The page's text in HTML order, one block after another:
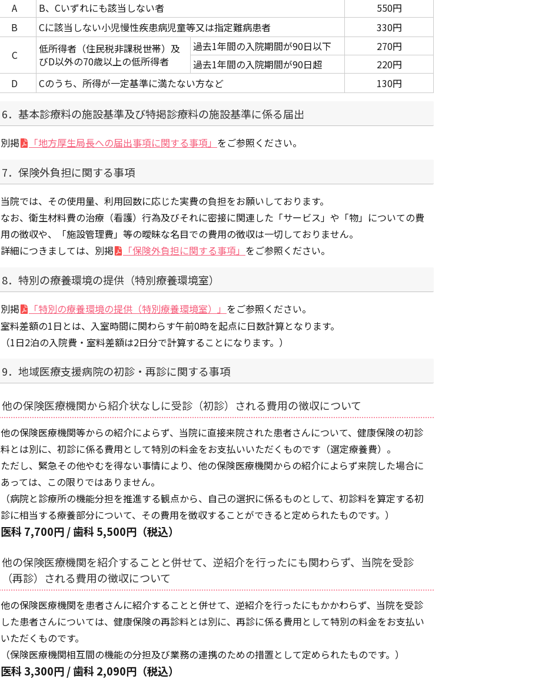
A
B、Cいずれにも該当しない者
550円
B
Cに該当しない小児慢性疾患病児童等又は指定難病患者
330円
C
低所得者（住民税非課税世帯）及
びD以外の70歳以上の低所得者
過去1年間の入院期間が90日以下
270円
過去1年間の入院期間が90日超
220円
D
Cのうち、所得が一定基準に満たない方など 130円
6．基本診療料の施設基準及び特掲診療料の施設基準に係る届出
別掲 「地方厚生局長への届出事項に関する事項」 をご参照ください。
7．保険外負担に関する事項
当院では、その使用量、利用回数に応じた実費の負担をお願いしております。
なお、衛生材料費の治療（看護）行為及びそれに密接に関連した「サービス」や「物」についての費
用の徴収や、「施設管理費」等の曖昧な名目での費用の徴収は一切しておりません。
詳細につきましては、別掲
「保険外負担に関する事項」 をご参照ください。
8．特別の療養環境の提供（特別療養環境室）
別掲 「特別の療養環境の提供（特別療養環境室）」 をご参照ください。
室料差額の1日とは、入室時間に関わらす午前0時を起点に日数計算となります。
（1日2泊の入院費・室料差額は2日分で計算することになります。）
9．地域医療支援病院の初診・再診に関する事項
他の保険医療機関から紹介状なしに受診（初診）される費用の徴収について
他の保険医療機関等からの紹介によらず、当院に直接来院された患者さんについて、健康保険の初診
料とは別に、初診に係る費用として特別の料金をお支払いいただくものです（選定療養費）。
ただし、緊急その他やむを得ない事情により、他の保険医療機関からの紹介によらず来院した場合に
あっては、この限りではありません。
（病院と診療所の機能分担を推進する観点から、自己の選択に係るものとして、初診料を算定する初
診に相当する療養部分について、その費用を徴収することができると定められたものです。）
医科 7,700円 / 歯科 5,500円（税込）
他の保険医療機関を紹介することと併せて、逆紹介を行ったにも関わらず、当院を受診
（再診）される費用の徴収について
他の保険医療機関を患者さんに紹介することと併せて、逆紹介を行ったにもかかわらず、当院を受診
した患者さんについては、健康保険の再診料とは別に、再診に係る費用として特別の料金をお支払い
いただくものです。
（保険医療機関相互間の機能の分担及び業務の連携のための措置として定められたものです。）
医科 3,300円 / 歯科 2,090円（税込）